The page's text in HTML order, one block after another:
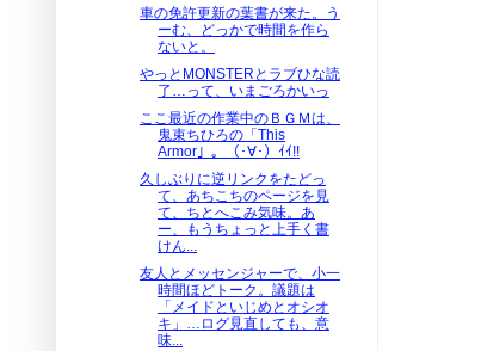
車の免許更新の葉書が来た。う
ーむ、どっかで時間を作ら
ないと。
やっとMONSTERとラブひな読
了…って、いまごろかいっ
ここ最近の作業中のＢＧＭは、
鬼束ちひろの「This
Armor」。（･∀･）ｲｲ!!
久しぶりに逆リンクをたどっ
て、あちこちのページを見
て、ちとへこみ気味。あ
ー、もうちょっと上手く書
けん...
友人とメッセンジャーで、小一
時間ほどトーク。議題は
「メイドといじめとオシオ
キ」…ログ見直しても、意
味...